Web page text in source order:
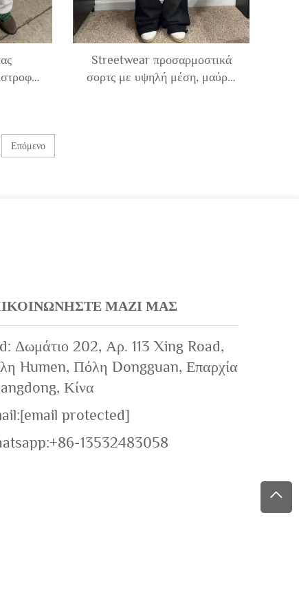
Streetwear προσαρμοστικά
σορτς με υψηλή μέση, μαύρα,
Επόμενο
ΜΑΖΙ ΜΑΣ
Δωμάτιο 202, Αρ. 113 Xing Road,
Humen, Πόλη Dongguan, Επαρχία
Κίνα
[email protected]
+86-13532483058